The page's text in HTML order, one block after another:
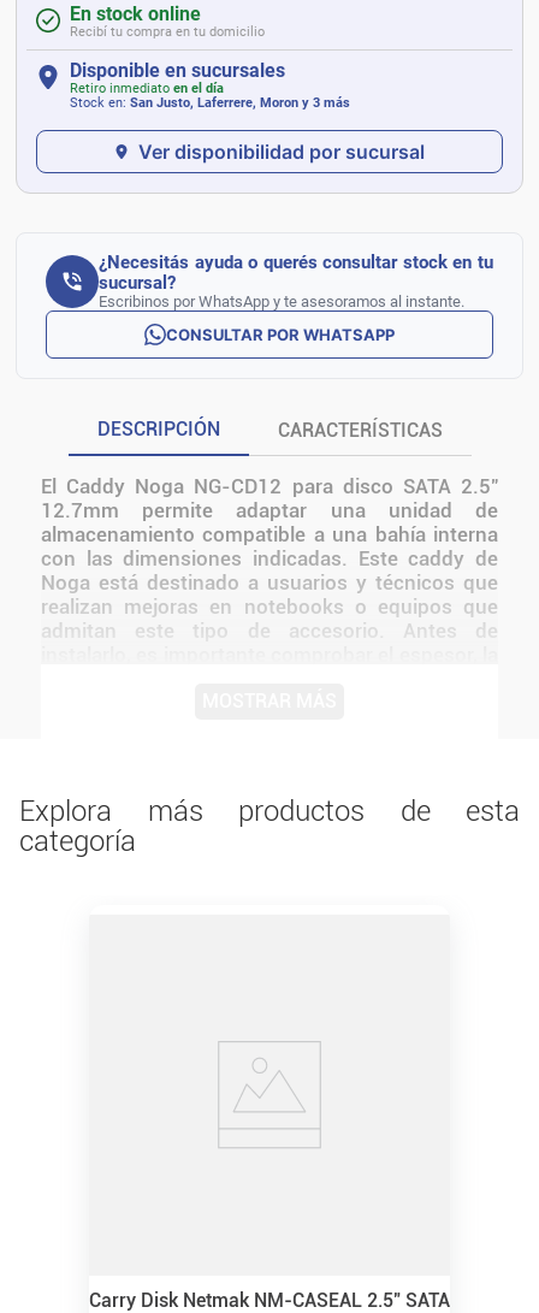
En stock online
Recibí tu compra en tu domicilio
Disponible en sucursales
Retiro inmediato en el día
Stock en: San Justo, Laferrere, Moron y 3 más
Ver disponibilidad por sucursal
¿Necesitás ayuda o querés consultar stock en tu
sucursal?
Escribinos por WhatsApp y te asesoramos al instante.
CONSULTAR POR WHATSAPP
DESCRIPCIÓN CARACTERÍSTICAS
El Caddy Noga NG-CD12 para disco SATA 2.5"
12.7mm permite adaptar una unidad de
almacenamiento compatible a una bahía interna
con las dimensiones indicadas. Este caddy de
Noga está destinado a usuarios y técnicos que
realizan mejoras en notebooks o equipos que
admitan este tipo de accesorio. Antes de
Explora más productos de esta
categoría
Carry Disk Netmak NM-CASEAL 2.5" SATA